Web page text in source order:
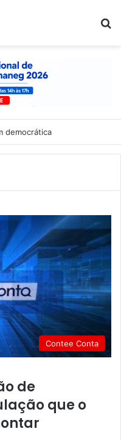
democrática
Contee Conta
de
que o